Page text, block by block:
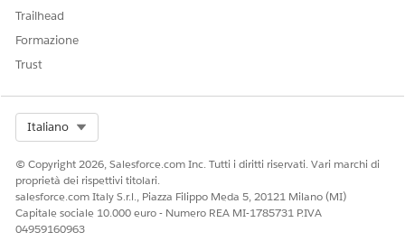
Trailhead
Formazione
Trust
Italiano
© Copyright 2026, Salesforce.com Inc. Tutti i diritti riservati. Vari marchi di
proprietà dei rispettivi titolari.
salesforce.com Italy S.r.l., Piazza Filippo Meda 5, 20121 Milano (MI)
Capitale sociale 10.000 euro - Numero REA MI-1785731 P.IVA
04959160963